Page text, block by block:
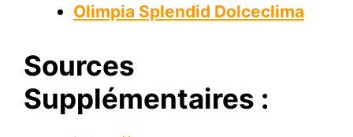
Olimpia Splendid Dolceclima
Sources
Supplémentaires :